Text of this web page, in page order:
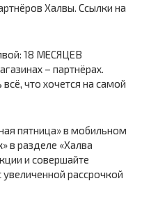
Халвы. Ссылки на
18 МЕСЯЦЕВ
– партнёрах.
что хочется на самой
пятница» в мобильном
в разделе «Халва
и совершайте
рассрочкой